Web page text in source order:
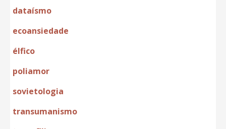
dataísmo
ecoansiedade
élfico
poliamor
sovietologia
transumanismo